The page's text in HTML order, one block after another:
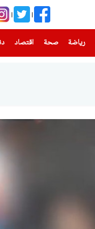
رياضة(current) صحة
(current) اقتصاد
(current)